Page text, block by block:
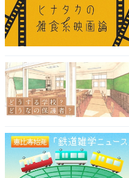
Bluetooth スピーカー 最
ント USB-C音声入力対応
BOSE「SoundLink